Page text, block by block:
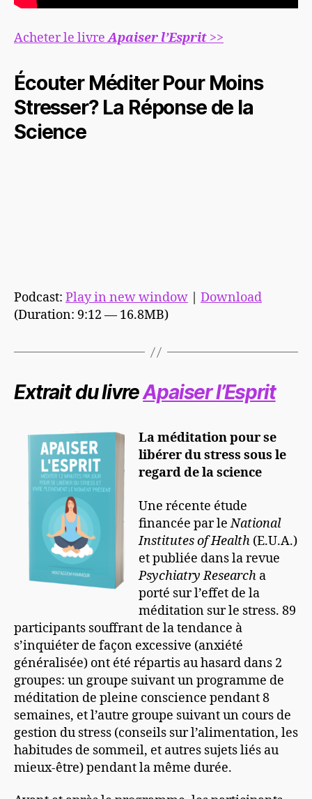
Acheter le livreApaiser l’Esprit >>
Écouter Méditer Pour Moins
Stresser? La Réponse de la
Science
Podcast: Play in new window
Download
(Duration: 9:12 — 16.8MB)
Extrait du livreApaiser l’Esprit
La méditation pour se
libérer du stress sous le
regard de la science
Une récente étude
financée par leNational
Institutes of Health (E.U.A.)
et publiée dans la revue
Psychiatry Research a
porté sur l’effet de la
méditation sur le stress. 89
participants souffrant de la tendance à
s’inquiéter de façon excessive (anxiété
généralisée) ont été répartis au hasard dans 2
groupes: un groupe suivant un programme de
méditation de pleine conscience pendant 8
semaines, et l’autre groupe suivant un cours de
gestion du stress (conseils sur l’alimentation, les
habitudes de sommeil, et autres sujets liés au
mieux-être) pendant la même durée.